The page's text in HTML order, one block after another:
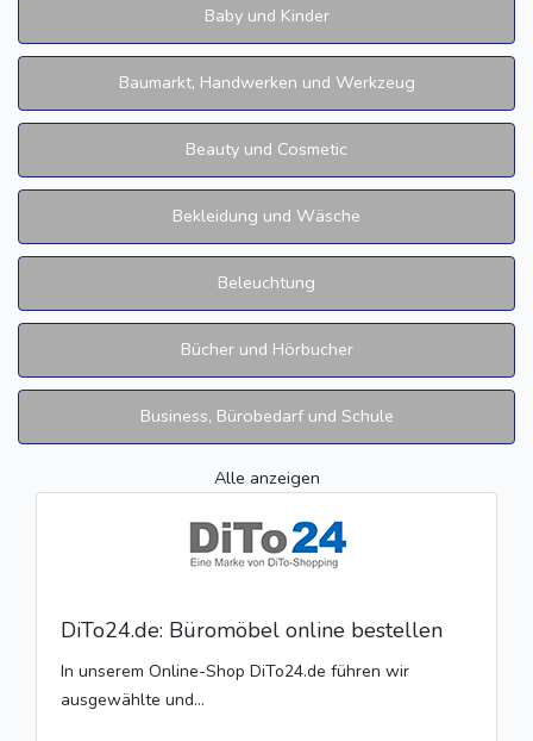
Baby und Kinder
Baumarkt, Handwerken und Werkzeug
Beauty und Cosmetic
Bekleidung und Wäsche
Beleuchtung
Bücher und Hörbucher
Business, Bürobedarf und Schule
Alle anzeigen
DiTo24.de: Büromöbel online bestellen
In unserem Online-Shop DiTo24.de führen wir
ausgewählte und...